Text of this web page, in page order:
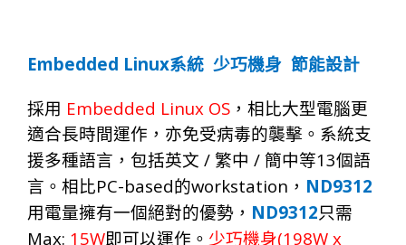
Embedded Linux系統 少巧機身 節能設計
採用 Embedded Linux OS ，相比大型電腦更
適合長時間運作，亦免受病毒的襲擊。系統支
援多種語言，包括英文 / 繁中 / 簡中等13個語
言。相比PC-based的workstation ， ND9312
用電量擁有一個絕對的優勢， ND9312只需
Max: 15W即可以運作。 少巧機身(198W x